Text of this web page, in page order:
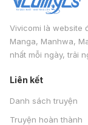
Vivicomi là website
Manga, Manhwa,
nhất mỗi ngày, trải
Liên kết
Danh sách truyện
Truyện hoàn thành